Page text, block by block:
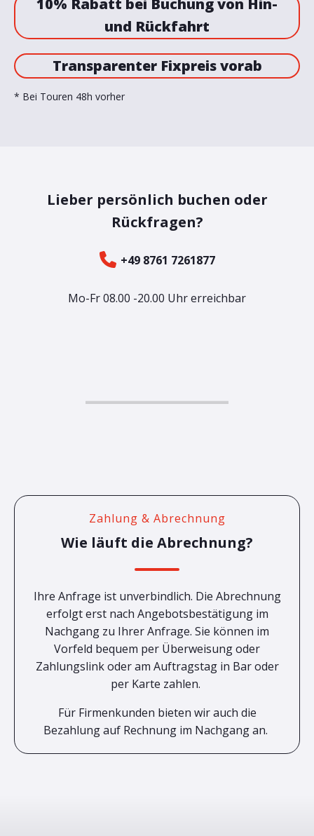
und Rückfahrt
Transparenter Fixpreis vorab
* Bei Touren 48h vorher
Lieber persönlich buchen oder
Rückfragen?
+49 8761 7261877
Mo-Fr 08.00 -20.00 Uhr erreichbar
Zahlung & Abrechnung
Wie läuft die Abrechnung?
Ihre Anfrage ist unverbindlich. Die Abrechnung
erfolgt erst nach Angebotsbestätigung im
Nachgang zu Ihrer Anfrage. Sie können im
Vorfeld bequem per Überweisung oder
Zahlungslink oder am Auftragstag in Bar oder
per Karte zahlen.
Für Firmenkunden bieten wir auch die
Bezahlung auf Rechnung im Nachgang an.